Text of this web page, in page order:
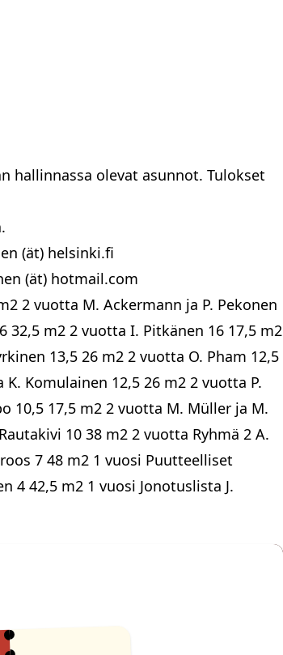
hallinnassa olevat asunnot. Tulokset
(ät) helsinki.fi
(ät) hotmail.com
2 vuotta M. Ackermann ja P. Pekonen
32,5 m2 2 vuotta I. Pitkänen 16 17,5 m2
13,5 26 m2 2 vuotta O. Pham 12,5
Komulainen 12,5 26 m2 2 vuotta P.
10,5 17,5 m2 2 vuotta M. Müller ja M.
10 38 m2 2 vuotta Ryhmä 2 A.
7 48 m2 1 vuosi Puutteelliset
4 42,5 m2 1 vuosi Jonotuslista J.